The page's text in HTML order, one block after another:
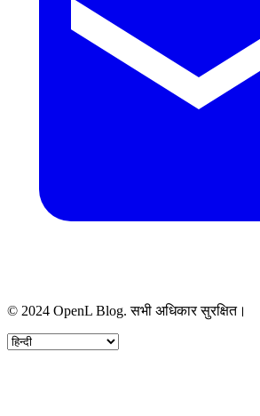
© 2024 OpenL Blog. सभी अधिकार सुरक्षित।